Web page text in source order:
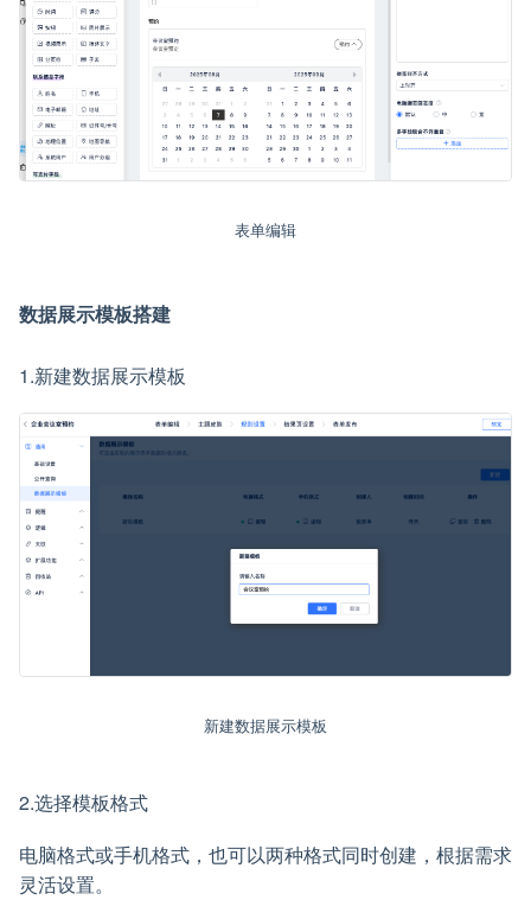
表单编辑
数据展示模板搭建
1.新建数据展示模板
新建数据展示模板
2.选择模板格式
电脑格式或手机格式，也可以两种格式同时创建，根据需求
灵活设置。